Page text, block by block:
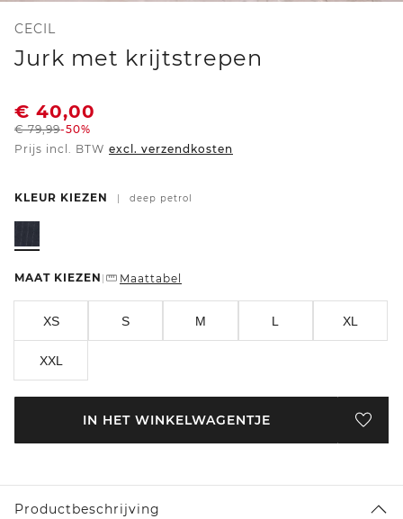
CECIL
Jurk met krijtstrepen
€ 40,00
€79,99-50%
Prijs incl. BTW excl. verzendkosten
KLEUR KIEZEN | deep petrol
MAAT KIEZEN | Maattabel
XS S M L XL
XXL
IN HET WINKELWAGENTJE
Productbeschrijving